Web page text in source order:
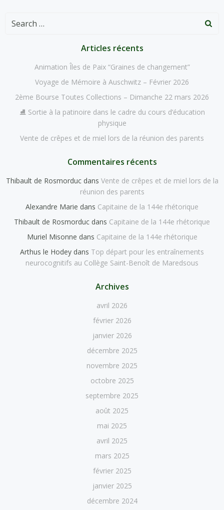
Search
Articles récents
Animation Îles de Paix “Graines de changement”
Voyage de Mémoire à Auschwitz – Février 2026
2ème Bourse Toutes Collections – Dimanche 22 mars 2026
⛸️ Sortie à la patinoire dans le cadre du cours d’éducation
physique
Vente de crêpes et de miel lors de la réunion des parents
Commentaires récents
Thibault de Rosmorducdans Vente de crêpes et de miel lors de la
réunion des parents
Alexandre Marie dans Capitaine de la 144e rhétorique
Thibault de Rosmorduc dans Capitaine de la 144e rhétorique
Muriel Misonne dans Capitaine de la 144e rhétorique
Arthus le Hodey dans Top départ pour les entraînements
neurocognitifs au Collège Saint-Benoît de Maredsous
Archives
avril 2026
février 2026
janvier 2026
décembre 2025
novembre 2025
octobre 2025
septembre 2025
août 2025
mai 2025
avril 2025
mars 2025
février 2025
janvier 2025
décembre 2024